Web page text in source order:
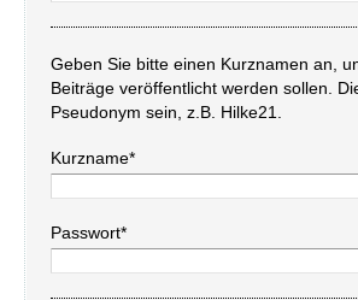
Geben Sie bitte einen Kurznamen an,
Beiträge veröffentlicht werden sollen.
Pseudonym sein, z.B. Hilke21.
Kurzname*
Passwort*